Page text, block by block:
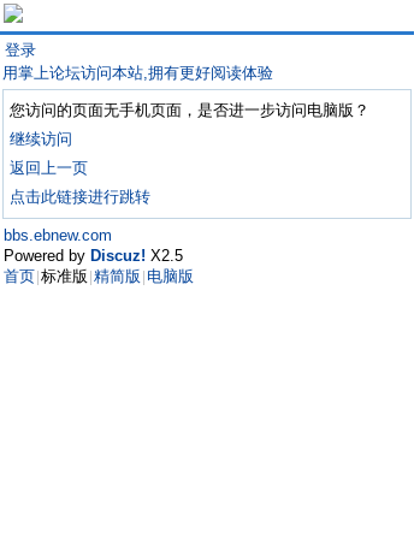
登录
用掌上论坛访问本站,拥有更好阅读体验
您访问的页面无手机页面，是否进一步访问电脑版？
继续访问
返回上一页
点击此链接进行跳转
bbs.ebnew.com
Powered by Discuz! X2.5
首页 标准版 精简版 电脑版